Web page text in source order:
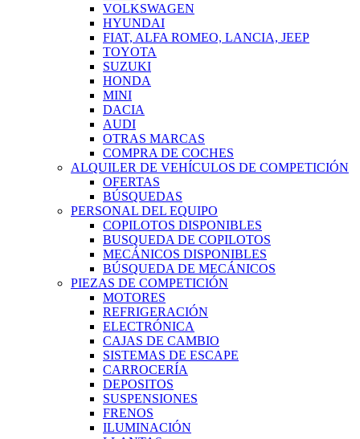
VOLKSWAGEN
HYUNDAI
FIAT, ALFA ROMEO, LANCIA, JEEP
TOYOTA
SUZUKI
HONDA
MINI
DACIA
AUDI
OTRAS MARCAS
COMPRA DE COCHES
ALQUILER DE VEHÍCULOS DE COMPETICIÓN
OFERTAS
BÚSQUEDAS
PERSONAL DEL EQUIPO
COPILOTOS DISPONIBLES
BUSQUEDA DE COPILOTOS
MECÁNICOS DISPONIBLES
BÚSQUEDA DE MECÁNICOS
PIEZAS DE COMPETICIÓN
MOTORES
REFRIGERACIÓN
ELECTRÓNICA
CAJAS DE CAMBIO
SISTEMAS DE ESCAPE
CARROCERÍA
DEPOSITOS
SUSPENSIONES
FRENOS
ILUMINACIÓN